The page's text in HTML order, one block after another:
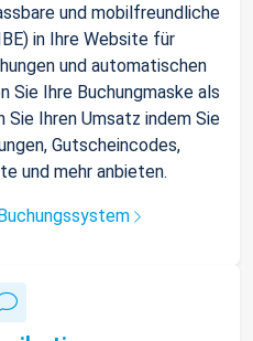
und mobilfreundliche
in Ihre Website für
und automatischen
Sie Ihre Buchungmaske als
Ihren Umsatz indem Sie
Gutscheincodes,
und mehr anbieten.